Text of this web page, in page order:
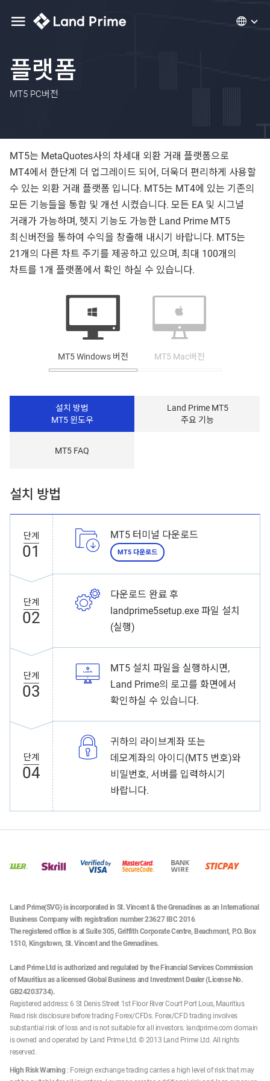
플랫폼
MT5 PC버전
MT5는 MetaQuotes사의 차세대 외환 거래 플랫폼으로
MT4에서 한단계 더 업그레이드 되어, 더욱더 편리하게 사용할
수 있는 외환 거래 플랫폼 입니다. MT5는 MT4에 있는 기존의
모든 기능들을 통합 및 개선 시켰습니다. 모든 EA 및 시그널
거래가 가능하며, 헷지 기능도 가능한 Land Prime MT5
최신버전을 통하여 수익을 창출해 내시기 바랍니다. MT5는
21개의 다른 차트 주기를 제공하고 있으며, 최대 100개의
차트를 1개 플랫폼에서 확인 하실 수 있습니다.
MT5 Windows 버전 MT5 Mac버전
설치 방법
MT5 윈도우
Land Prime MT5
주요 기능
MT5 FAQ
설치 방법
단계
01
MT5 터미널 다운로드
MT5 다운로드
단계
02
다운로드 완료 후
landprime5setup.exe 파일 설치
(실행)
단계
03
MT5 설치 파일을 실행하시면,
Land Prime의 로고를 화면에서
확인하실 수 있습니다.
단계
04
귀하의 라이브계좌 또는
데모계좌의 아이디(MT5 번호)와
비밀번호, 서버를 입력하시기
바랍니다.
Land Prime(SVG) is incorporated in St. Vincent & the Grenadines as an International
Business Company with registration number 23627 IBC 2016
The registered office is at Suite 305, Griffith Corporate Centre, Beachmont, P.O. Box
1510, Kingstown, St. Vincent and the Grenadines.
Land Prime Ltd is authorized and regulated by the Financial Services Commission
of Mauritius as a licensed Global Business and Investment Dealer (License No.
GB24203734).
Registered address: 6 St Denis Street 1st Floor River Court Port Lous, Mauritius
Read risk disclosure before trading Forex/CFDs. Forex/CFD trading involves
substantial risk of loss and is not suitable for all investors. landprime.com domain
is owned and operated by Land Prime Ltd. © 2013 Land Prime Ltd. All rights
reserved.
High Risk Warning: Foreign exchange trading carries a high level of risk that may